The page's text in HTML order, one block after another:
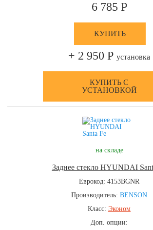
6 785 Р
КУПИТЬ
+ 2 950 Р установка
КУПИТЬ С
УСТАНОВКОЙ
на складе
Заднее стекло HYUNDAI
Еврокод: 4153BGNR
Производитель: BENSON
Класс: Эконом
Доп. опции: